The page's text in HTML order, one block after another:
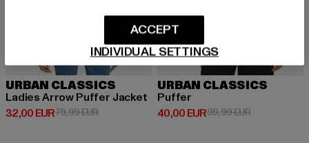
URBAN CLASSICS
Ladies Arrow Puffer Jacket
32,00 EUR
Derzeitiger Preis: 32,00 EUR
79,99 EURAktionspreis: 79,99 EUR
URBAN CLASSICS
Puffer
40,00 EUR
Derzeitiger Preis: 40,00 EUR
99,99 EURAktionspreis:
INDIVIDUAL SETTINGS
ACCEPT